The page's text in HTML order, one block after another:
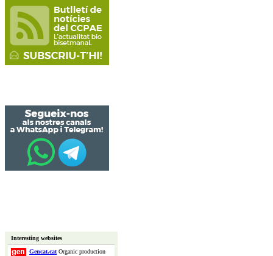
Interesting websites
Gencat.catOrganic production